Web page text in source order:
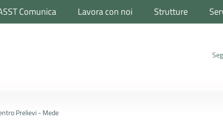
Comunica Lavora con noi Strutture
Prelievi - Mede